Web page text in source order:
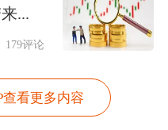
-1.03 1.34
-0.96 5.59 -0.93
-2.46 -10.39
-0.53 -0.35 0.75
...
179评论
看更多内容